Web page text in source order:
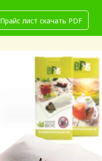
Прайс лист скачать PDF